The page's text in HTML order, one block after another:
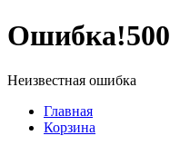
Ошибка!500
Неизвестная ошибка
Главная
Корзина